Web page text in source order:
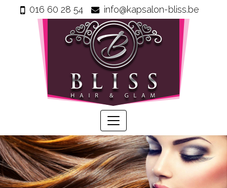
Wie
Onze
producten
Prijzen
016 60 28 54 info@kapsalon-bliss.be